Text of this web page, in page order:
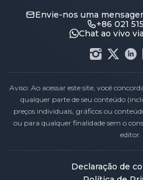
Envie-nos uma
+86 021
Chat ao vivo
Aviso: Ao acessar este site, você
qualquer parte de seu conteúdo
preços individuais, gráficos ou
ou para qualquer finalidade sem o
editor.
Declaração de